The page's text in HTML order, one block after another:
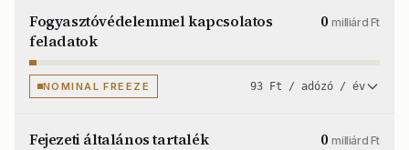
Fogyasztóvédelemmel kapcsolatos
feladatok
0milliárd Ft
NOMINAL FREEZE 93 Ft / adózó / év
Fejezeti általános tartalék 0milliárd Ft